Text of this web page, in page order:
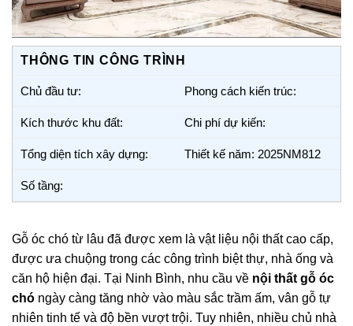
THÔNG TIN CÔNG TRÌNH
Chủ đầu tư: Phong cách kiến trúc:
Kích thước khu đất: Chi phí dự kiến:
Tổng diện tích xây dựng: Thiết kế năm: 2025NM812
Số tầng:
Gỗ óc chó từ lâu đã được xem là vật liệu nội thất cao cấp,
được ưa chuộng trong các công trình biệt thự, nhà ống và
căn hộ hiện đại. Tại Ninh Bình, nhu cầu về nội thất gỗ óc
chó ngày càng tăng nhờ vào màu sắc trầm ấm, vân gỗ tự
nhiên tinh tế và độ bền vượt trội. Tuy nhiên, nhiều chủ nhà